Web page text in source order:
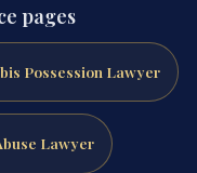
pages
Possession Lawyer
Lawyer